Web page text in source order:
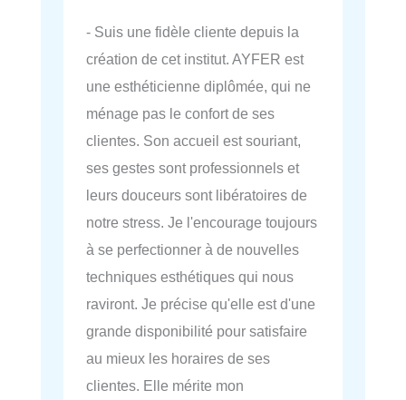
- Suis une fidèle cliente depuis la
création de cet institut. AYFER est
une esthéticienne diplômée, qui ne
ménage pas le confort de ses
clientes. Son accueil est souriant,
ses gestes sont professionnels et
leurs douceurs sont libératoires de
notre stress. Je l'encourage toujours
à se perfectionner à de nouvelles
techniques esthétiques qui nous
raviront. Je précise qu'elle est d'une
grande disponibilité pour satisfaire
au mieux les horaires de ses
clientes. Elle mérite mon